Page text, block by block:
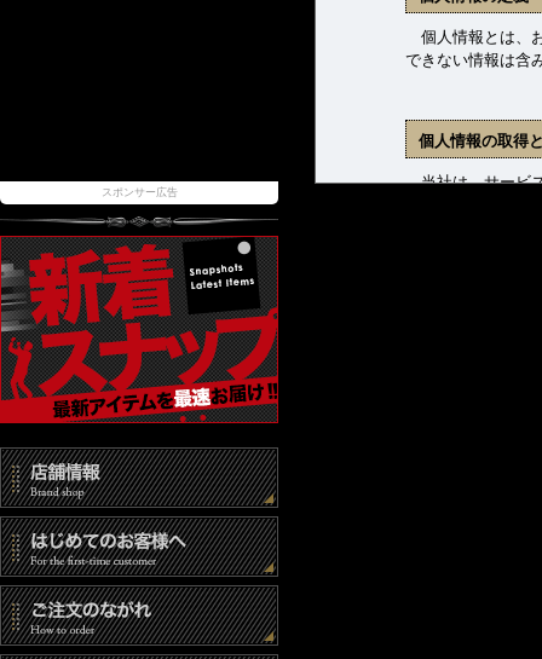
スポンサー広告
個人情報とは、
できない情報は含
個人情報の取得
当社は、サービス